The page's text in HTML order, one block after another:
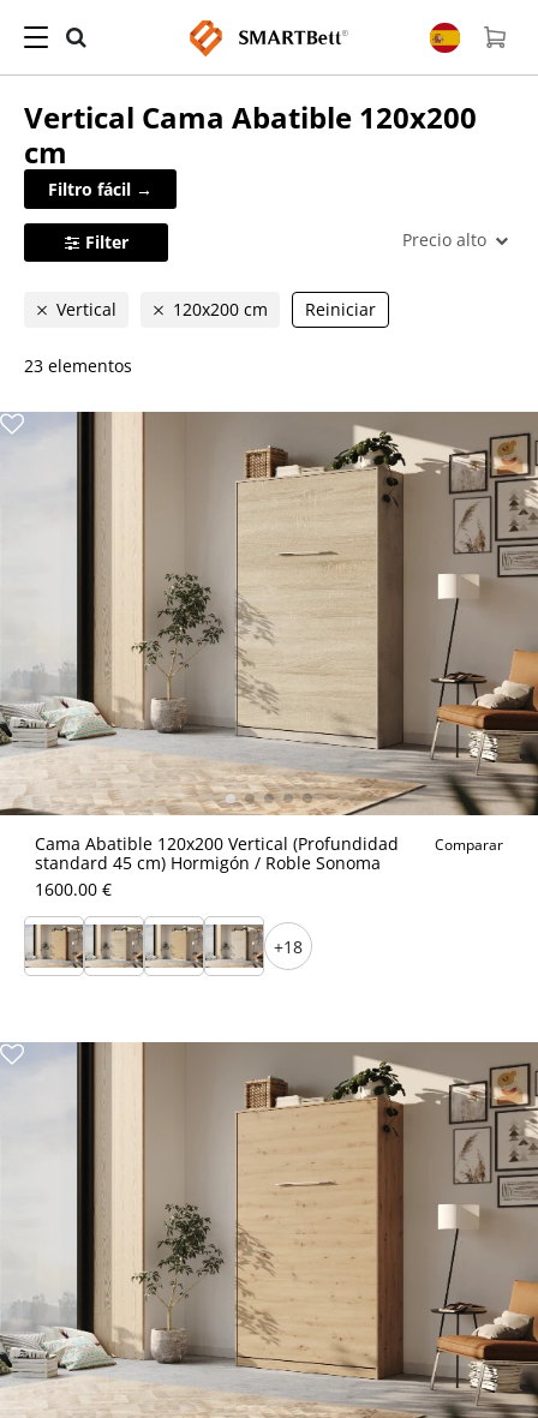
Vertical Cama Abatible 120x200
cm
Filtro fácil →
Filter Precio alto
Vertical 120x200 cm Reiniciar
23 elementos
Cama Abatible 120x200 Vertical (Profundidad
standard 45 cm) Hormigón / Roble Sonoma
Comparar
1600.00 €
+18